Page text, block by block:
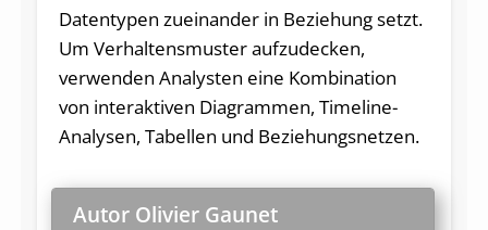
Datentypen zueinander in Beziehung setzt.
Um Verhaltensmuster aufzudecken,
verwenden Analysten eine Kombination
von interaktiven Diagrammen, Timeline-
Analysen, Tabellen und Beziehungsnetzen.
Autor Olivier Gaunet